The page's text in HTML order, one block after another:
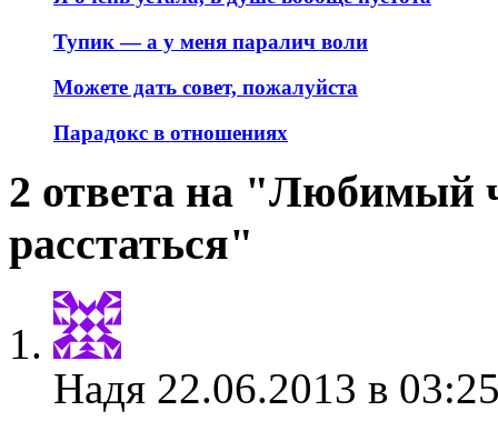
Тупик — а у меня паралич воли
Можете дать совет, пожалуйста
Парадокс в отношениях
2 ответа на "Любимый
расстаться"
Надя 22.06.2013 в